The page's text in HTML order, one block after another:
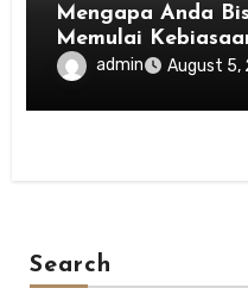
Mengapa Anda
Memulai
admin August 5,
Search